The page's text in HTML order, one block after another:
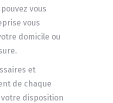
vous
vous
domicile ou
et
de chaque
disposition